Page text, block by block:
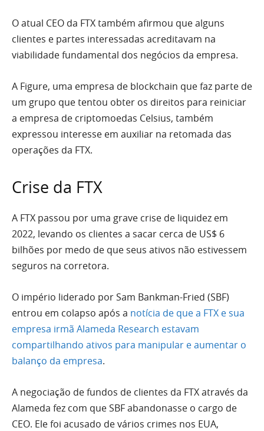
O atual CEO da FTX também afirmou que alguns
clientes e partes interessadas acreditavam na
viabilidade fundamental dos negócios da empresa.
A Figure, uma empresa de blockchain que faz parte de
um grupo que tentou obter os direitos para reiniciar
a empresa de criptomoedas Celsius, também
expressou interesse em auxiliar na retomada das
operações da FTX.
Crise da FTX
A FTX passou por uma grave crise de liquidez em
2022, levando os clientes a sacar cerca de US$ 6
bilhões por medo de que seus ativos não estivessem
seguros na corretora.
O império liderado por Sam Bankman-Fried (SBF)
entrou em colapso após a notícia de que a FTX e sua
empresa irmã Alameda Research estavam
compartilhando ativos para manipular e aumentar o
balanço da empresa.
A negociação de fundos de clientes da FTX através da
Alameda fez com que SBF abandonasse o cargo de
CEO. Ele foi acusado de vários crimes nos EUA,